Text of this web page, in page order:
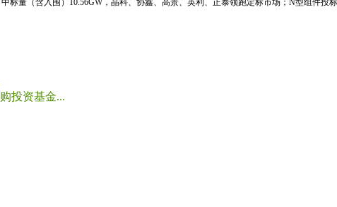
投资基金...